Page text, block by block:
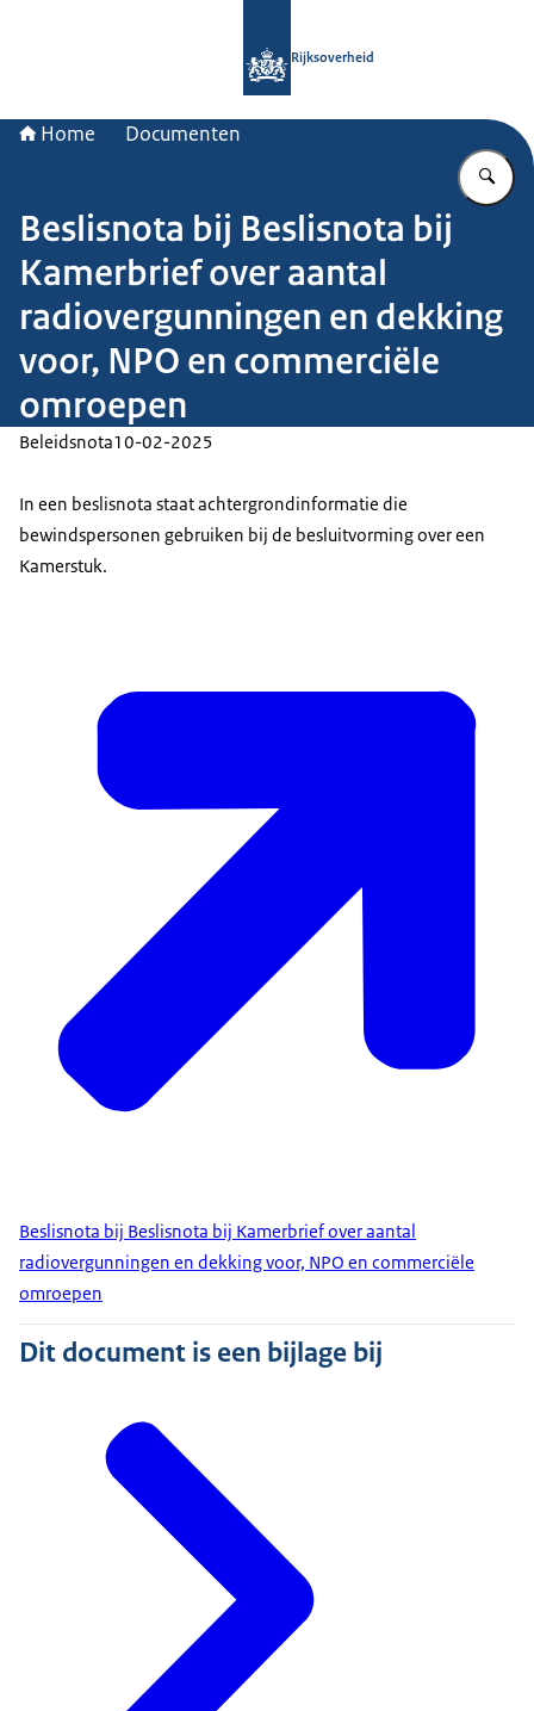
Rijksoverheid
Home Documenten
Beslisnota bij Beslisnota bij
Kamerbrief over aantal
radiovergunningen en dekking
voor, NPO en commerciële
omroepen
Beleidsnota10-02-2025
In een beslisnota staat achtergrondinformatie die
bewindspersonen gebruiken bij de besluitvorming over een
Kamerstuk.
Beslisnota bij Beslisnota bij Kamerbrief over aantal
radiovergunningen en dekking voor, NPO en commerciële
omroepen
Dit document is een bijlage bij